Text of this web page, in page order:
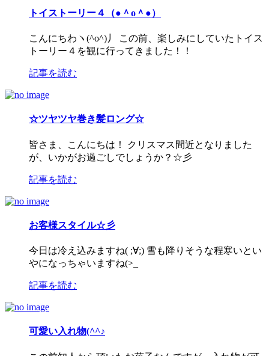
トイストーリー４（●＾o＾●）
こんにちわヽ(^o^)丿 この前、楽しみにしていたトイス
トーリー４を観に行ってきました！！
記事を読む
☆ツヤツヤ巻き髪ロング☆
皆さま、こんにちは！ クリスマス間近となりました
が、いかがお過ごしでしょうか？☆彡
記事を読む
お客様スタイル☆彡
今日は冷え込みますね( ;∀;) 雪も降りそうな程寒いとい
やになっちゃいますね(>_
記事を読む
可愛い入れ物(^^♪